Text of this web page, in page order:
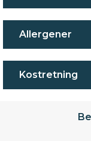
Allergener
Kostretning